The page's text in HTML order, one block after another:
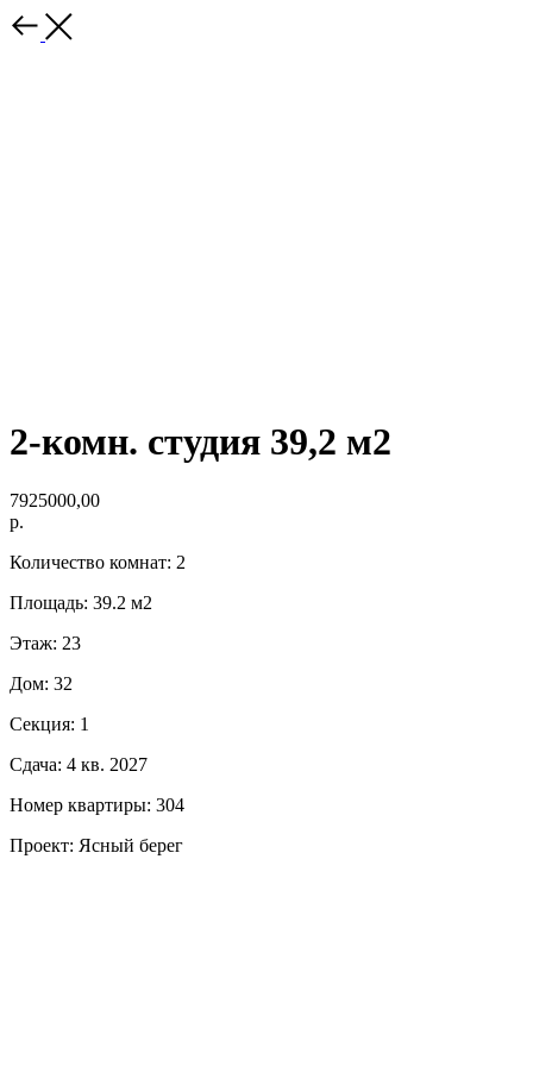
2-комн. студия 39,2 м2
7925000,00
р.
Количество комнат: 2
Площадь: 39.2 м2
Этаж: 23
Дом: 32
Секция: 1
Сдача: 4 кв. 2027
Номер квартиры: 304
Проект: Ясный берег